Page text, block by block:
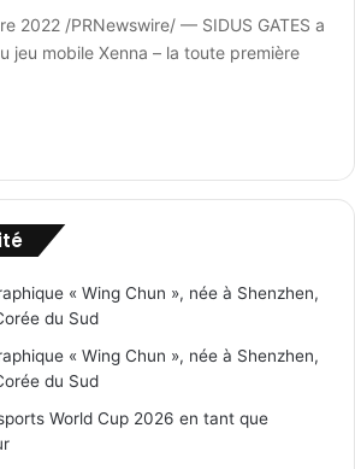
2022 /PRNewswire/ — SIDUS GATES a
jeu mobile Xenna – la toute première
« Wing Chun », née à Shenzhen,
du Sud
« Wing Chun », née à Shenzhen,
du Sud
World Cup 2026 en tant que